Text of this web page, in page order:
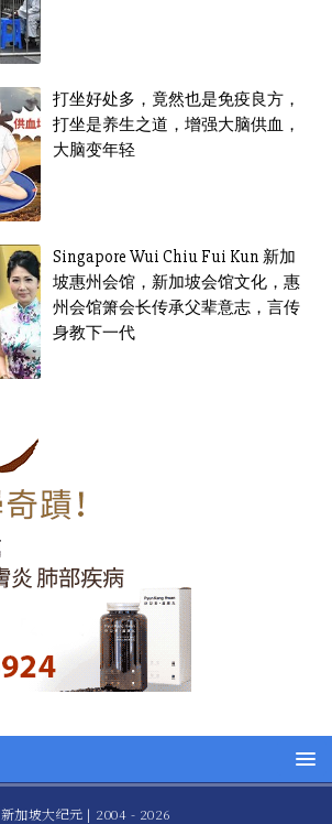
打坐好处多，竟然也是免疫良方，
打坐是养生之道，增强大脑供血，
大脑变年轻
Singapore Wui Chiu Fui Kun 新加
坡惠州会馆，新加坡会馆文化，惠
州会馆箫会长传承父辈意志，言传
身教下一代
新加坡大纪元 | 2004 - 2026